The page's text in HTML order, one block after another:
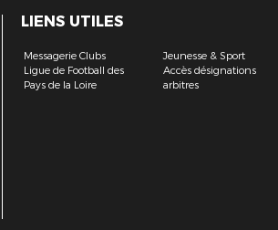
LIENS UTILES
Messagerie Clubs
Ligue de Football des
Pays de la Loire
Jeunesse & Sport
Accès désignations
arbitres